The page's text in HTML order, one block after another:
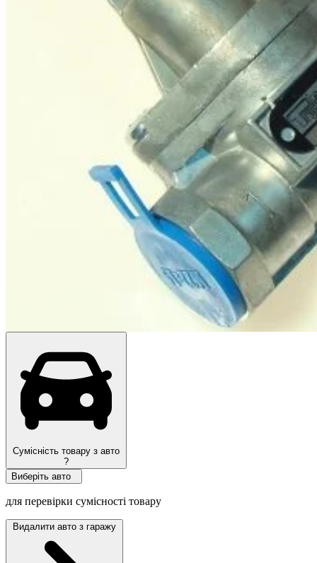
Сумісність товару з авто
?
Виберіть авто
для перевірки сумісності товару
Видалити авто з гаражу